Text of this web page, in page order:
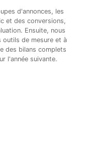
d'annonces, les
et des conversions,
Ensuite, nous
outils de mesure et à
des bilans complets
l'année suivante.